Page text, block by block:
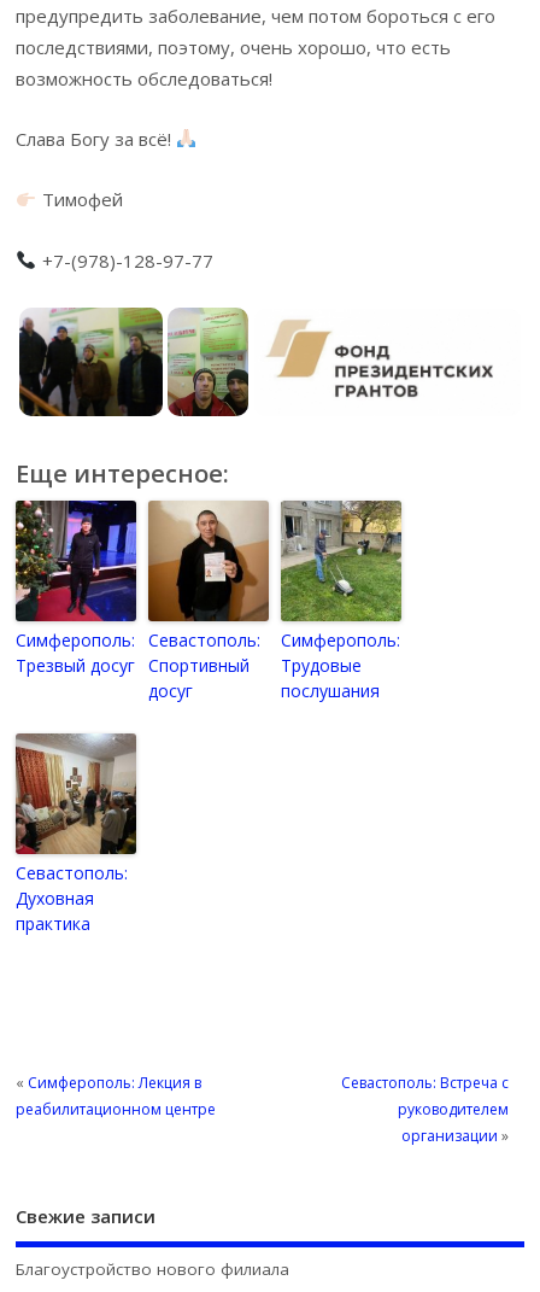
предупредить заболевание, чем потом бороться с его
последствиями, поэтому, очень хорошо, что есть
возможность обследоваться!
Слава Богу за всё!
Тимофей
+7-(978)-128-97-77
Еще интересное:
Симферополь:
Трезвый досуг
Севастополь:
Спортивный
досуг
Симферополь:
Трудовые
послушания
Севастополь:
Духовная
практика
« Симферополь: Лекция в
реабилитационном центре
Севастополь: Встреча с
руководителем
организации »
Свежие записи
Благоустройство нового филиала